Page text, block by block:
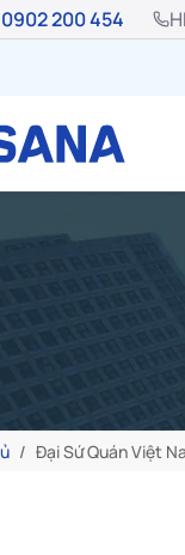
0902 200 454
Đại Sứ Quán Việt